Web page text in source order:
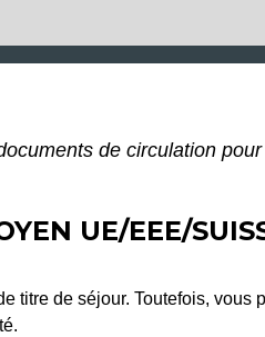
de circulation
UE/EEE/
de séjour. Toutefois, vous